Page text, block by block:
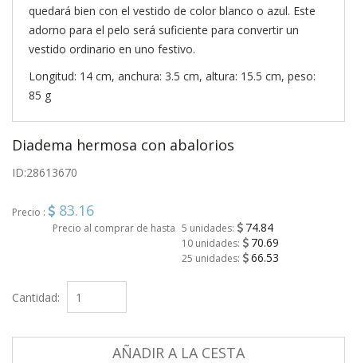
quedará bien con el vestido de color blanco o azul. Este
adorno para el pelo será suficiente para convertir un
vestido ordinario en uno festivo.
Longitud: 14 cm, anchura: 3.5 cm, altura: 15.5 cm, peso:
85 g
Diadema hermosa con abalorios
ID:28613670
Precio : 83.16
Precio al comprar de hasta 5 unidades: 74.84
10 unidades: 70.69
25 unidades: 66.53
Cantidad:
AÑADIR A LA CESTA